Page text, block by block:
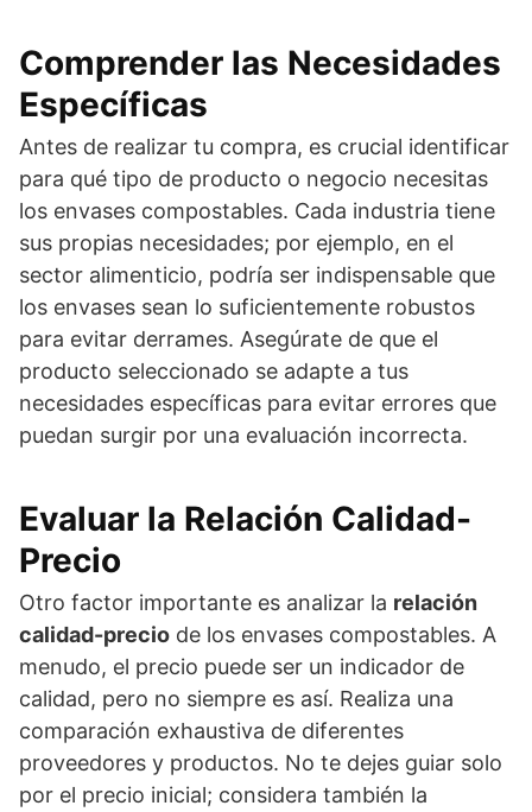
Comprender las Necesidades
Específicas
Antes de realizar tu compra, es crucial identificar
para qué tipo de producto o negocio necesitas
los envases compostables. Cada industria tiene
sus propias necesidades; por ejemplo, en el
sector alimenticio, podría ser indispensable que
los envases sean lo suficientemente robustos
para evitar derrames. Asegúrate de que el
producto seleccionado se adapte a tus
necesidades específicas para evitar errores que
puedan surgir por una evaluación incorrecta.
Evaluar la Relación Calidad-
Precio
Otro factor importante es analizar la relación
calidad-precio de los envases compostables. A
menudo, el precio puede ser un indicador de
calidad, pero no siempre es así. Realiza una
comparación exhaustiva de diferentes
proveedores y productos. No te dejes guiar solo
por el precio inicial; considera también la